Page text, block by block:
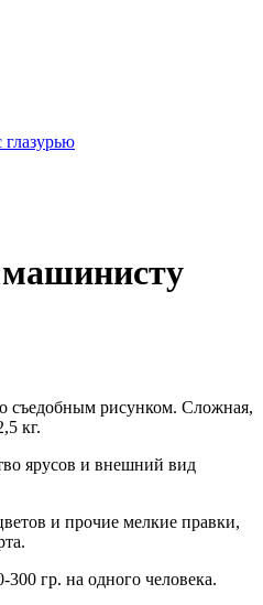
глазурью
съедобным рисунком. Сложная,
кг.
ярусов и внешний вид
и прочие мелкие правки,
300 гр. на одного человека.